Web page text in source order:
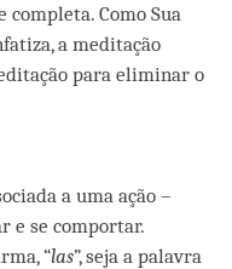
Como Sua
a meditação
para eliminar o
a uma ação –
e se comportar.
“las”, seja a palavra